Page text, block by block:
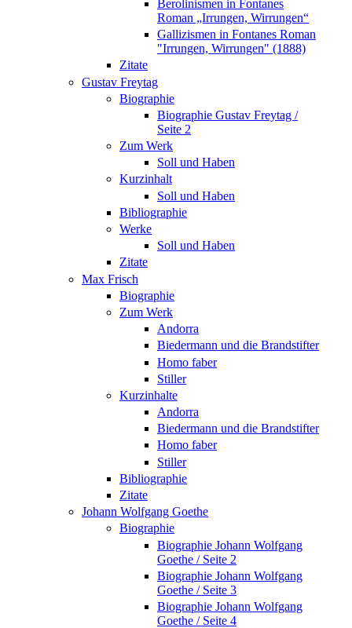
Berolinismen in Fontanes
Roman „Irrungen, Wirrungen“
Gallizismen in Fontanes Roman
"Irrungen, Wirrungen" (1888)
Zitate
Gustav Freytag
Biographie
Biographie Gustav Freytag /
Seite 2
Zum Werk
Soll und Haben
Kurzinhalt
Soll und Haben
Bibliographie
Werke
Soll und Haben
Zitate
Max Frisch
Biographie
Zum Werk
Andorra
Biedermann und die Brandstifter
Homo faber
Stiller
Kurzinhalte
Andorra
Biedermann und die Brandstifter
Homo faber
Stiller
Bibliographie
Zitate
Johann Wolfgang Goethe
Biographie
Biographie Johann Wolfgang
Goethe / Seite 2
Biographie Johann Wolfgang
Goethe / Seite 3
Biographie Johann Wolfgang
Goethe / Seite 4